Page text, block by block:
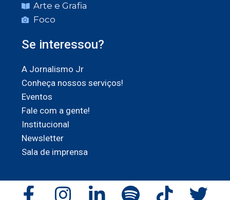
Arte e Grafia
Foco
Se interessou?
A Jornalismo Jr
Conheça nossos serviços!
Eventos
Fale com a gente!
Institucional
Newsletter
Sala de imprensa